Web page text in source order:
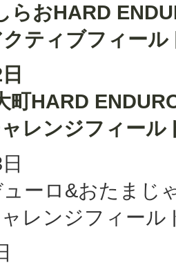
らおHARD
ティブフィール
町HARD
レンジフィール
ーロ&おたまじ
レンジフィール